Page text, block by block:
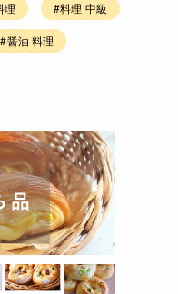
理 #料理 中級
#醤油 料理